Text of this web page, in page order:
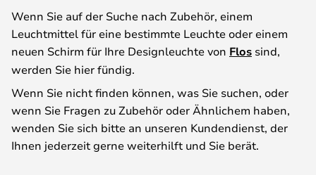
Wenn Sie auf der Suche nach Zubehör, einem
Leuchtmittel für eine bestimmte Leuchte oder einem
neuen Schirm für Ihre Designleuchte von Flos sind,
werden Sie hier fündig.
Wenn Sie nicht finden können, was Sie suchen, oder
wenn Sie Fragen zu Zubehör oder Ähnlichem haben,
wenden Sie sich bitte an unseren Kundendienst, der
Ihnen jederzeit gerne weiterhilft und Sie berät.